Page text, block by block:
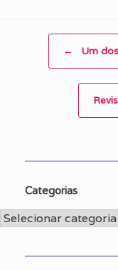
Post navigation
← Um
Categorias
Categorias